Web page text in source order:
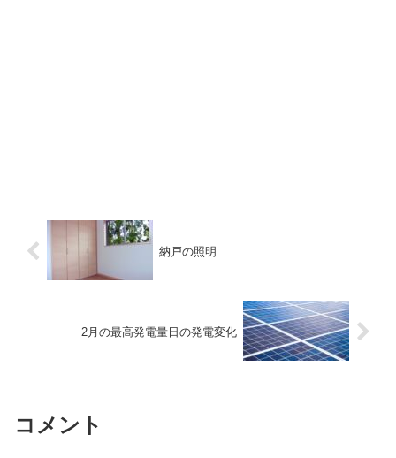
納戸の照明
2月の最高発電量日の発電変化
コメント